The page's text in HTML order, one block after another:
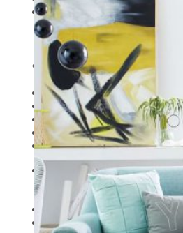
Sản phẩm
Rèm cửa
Sofa
Bedding Set (Chăn – Ga – Gối)
Thiết Kế Nội Thất
Đồ Nội thất khác
Giới thiệu
BẢNG GIÁ
Liên Hệ
Tìm
kiếm: